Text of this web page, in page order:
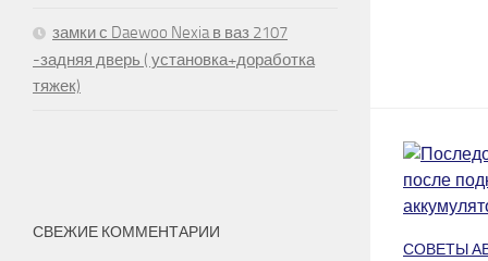
СОВЕТЫ
замки с Daewoo Nexia в ваз 2107
-задняя дверь ( установка+доработка
тяжек)
СВЕЖИЕ КОММЕНТАРИИ